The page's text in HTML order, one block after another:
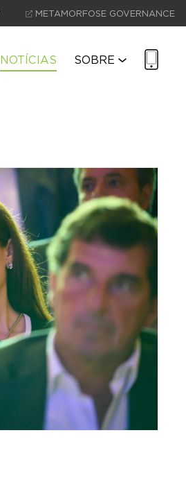
METAMORFOSE GOVERNANCE
NOTÍCIAS SOBRE